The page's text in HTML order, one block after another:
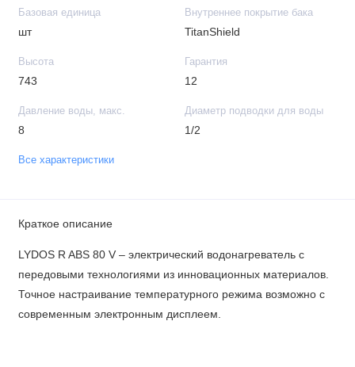
Базовая единица
шт
Внутреннее покрытие бака
TitanShield
Высота
743
Гарантия
12
Давление воды, макс.
8
Диаметр подводки для воды
1/2
Все характеристики
Краткое описание
LYDOS R ABS 80 V – электрический водонагреватель с
передовыми технологиями из инновационных материалов.
Точное настраивание температурного режима возможно с
современным электронным дисплеем.